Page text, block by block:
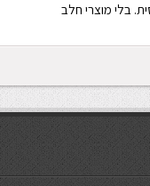
בלי מוצרי חלב